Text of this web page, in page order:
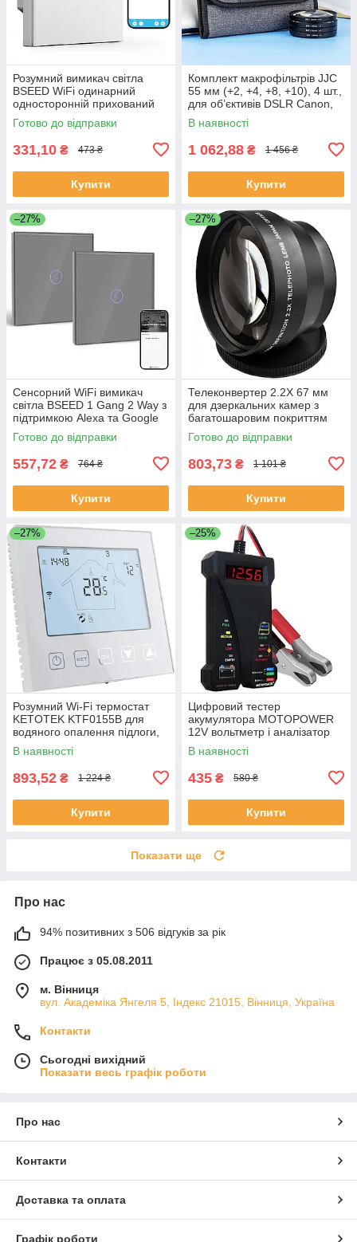
Розумний вимикач світла
BSEED WiFi одинарний
односторонній прихований
монтаж білий Alexa Google
Home Smart Life
Готово до відправки
331,10 ₴ 473 ₴
Купити
Комплект макрофільтрів JJC
55 мм (+2, +4, +8, +10), 4 шт.,
для об’єктивів DSLR Canon,
Nikon, Sony, Pentax, Olympus,
Fujifilm
В наявності
1 062,88 ₴ 1 456 ₴
Купити
–27%
Сенсорний WiFi вимикач
світла BSEED 1 Gang 2 Way з
підтримкою Alexa та Google
Home сірий
Готово до відправки
557,72 ₴ 764 ₴
Купити
–27%
Телеконвертер 2.2X 67 мм
для дзеркальних камер з
багатошаровим покриттям
Готово до відправки
803,73 ₴ 1 101 ₴
Купити
–27%
Розумний Wi‑Fi термостат
KETOTEK KTF0155B для
водяного опалення підлоги,
3 A, сумісний з Alexa та Smart
Life/Tuya
В наявності
893,52 ₴ 1 224 ₴
Купити
–25%
Цифровий тестер
акумулятора MOTOPOWER
12V вольтметр і аналізатор
системи заряджання
генератора LCD дисплей
В наявності
435 ₴ 580 ₴
Купити
Показати ще
Про нас
94% позитивних з 506 відгуків за рік
Працює з 05.08.2011
м. Вінниця
вул. Академіка Янгеля 5, Індекс 21015, Вінниця, Україна
Контакти
Сьогодні вихідний
Показати весь графік роботи
Про нас
Контакти
Доставка та оплата
Графік роботи